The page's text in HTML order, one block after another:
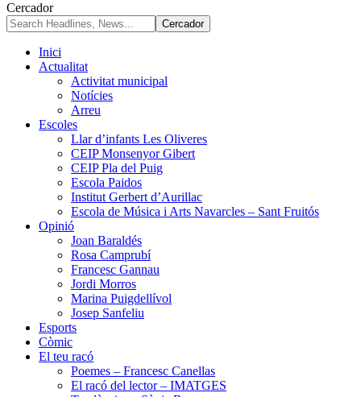
Cercador
Inici
Actualitat
Activitat municipal
Notícies
Arreu
Escoles
Llar d’infants Les Oliveres
CEIP Monsenyor Gibert
CEIP Pla del Puig
Escola Paidos
Institut Gerbert d’Aurillac
Escola de Música i Arts Navarcles – Sant Fruitós
Opinió
Joan Baraldés
Rosa Camprubí
Francesc Gannau
Jordi Morros
Marina Puigdellívol
Josep Sanfeliu
Esports
Còmic
El teu racó
Poemes – Francesc Canellas
El racó del lector – IMATGES